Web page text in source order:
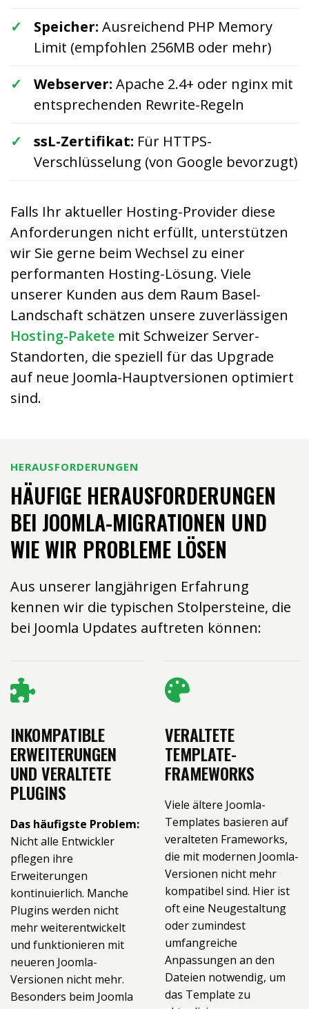
Speicher: Ausreichend PHP Memory
Limit (empfohlen 256MB oder mehr)
Webserver: Apache 2.4+ oder nginx mit
entsprechenden Rewrite-Regeln
ssL-Zertifikat: Für HTTPS-
Verschlüsselung (von Google bevorzugt)
Falls Ihr aktueller Hosting-Provider diese
Anforderungen nicht erfüllt, unterstützen
wir Sie gerne beim Wechsel zu einer
performanten Hosting-Lösung. Viele
unserer Kunden aus dem Raum Basel-
Landschaft schätzen unsere zuverlässigen
Hosting-Pakete mit Schweizer Server-
Standorten, die speziell für das Upgrade
auf neue Joomla-Hauptversionen optimiert
sind.
HERAUSFORDERUNGEN
HÄUFIGE HERAUSFORDERUNGEN
BEI JOOMLA-MIGRATIONEN UND
WIE WIR PROBLEME LÖSEN
Aus unserer langjährigen Erfahrung
kennen wir die typischen Stolpersteine, die
bei Joomla Updates auftreten können:
INKOMPATIBLE
ERWEITERUNGEN
UND VERALTETE
PLUGINS
Das häufigste Problem:
Nicht alle Entwickler
pflegen ihre
Erweiterungen
kontinuierlich. Manche
Plugins werden nicht
mehr weiterentwickelt
und funktionieren mit
neueren Joomla-
Versionen nicht mehr.
Besonders beim Joomla
VERALTETE
TEMPLATE-
FRAMEWORKS
Viele ältere Joomla-
Templates basieren auf
veralteten Frameworks,
die mit modernen Joomla-
Versionen nicht mehr
kompatibel sind. Hier ist
oft eine Neugestaltung
oder zumindest
umfangreiche
Anpassungen an den
Dateien notwendig, um
das Template zu